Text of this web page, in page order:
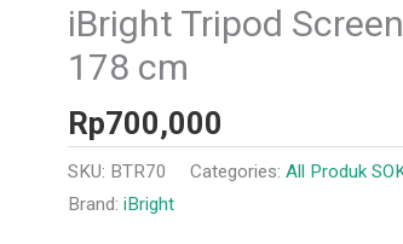
iBright Tripod
178 cm
Rp700,000
SKU: BTR70 Categories: All Produk
Brand: iBright